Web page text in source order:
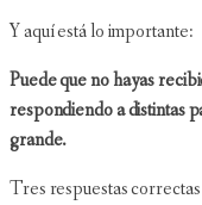
Y aquí está lo importante:
Puede que no hayas
respondiendo a distintas
grande.
Tres respuestas